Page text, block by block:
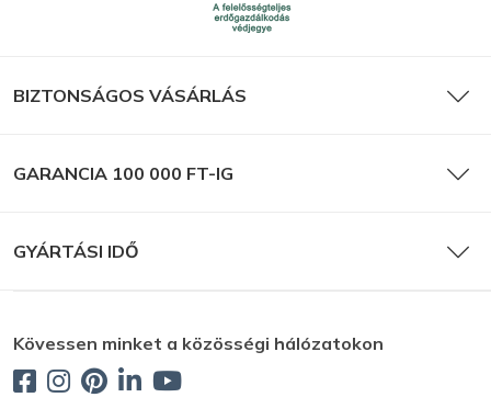
BIZTONSÁGOS VÁSÁRLÁS
GARANCIA 100 000 FT-IG
GYÁRTÁSI IDŐ
Kövessen minket a közösségi hálózatokon